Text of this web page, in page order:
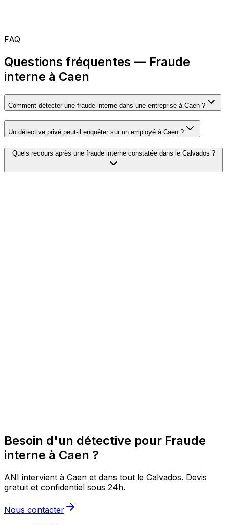
FAQ
Questions fréquentes — Fraude
interne à Caen
Comment détecter une fraude interne dans une entreprise à Caen ?
Un détective privé peut-il enquêter sur un employé à Caen ?
Quels recours après une fraude interne constatée dans le Calvados ?
Besoin d'un détective pour Fraude
interne à Caen ?
ANI intervient à Caen et dans tout le Calvados. Devis
gratuit et confidentiel sous 24h.
Nous contacter